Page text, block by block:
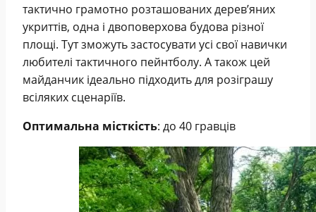
тактично грамотно розташованих дерев’яних
укриттів, одна і двоповерхова будова різної
площі. Тут зможуть застосувати усі свої навички
любителі тактичного пейнтболу. А також цей
майданчик ідеально підходить для розіграшу
всіляких сценаріїв.
Оптимальна місткість: до 40 гравців